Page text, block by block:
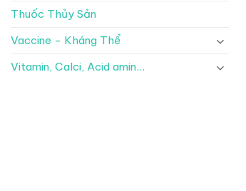
Thuốc Thủy Sản
Vaccine - Kháng Thể
Vitamin, Calci, Acid amin...